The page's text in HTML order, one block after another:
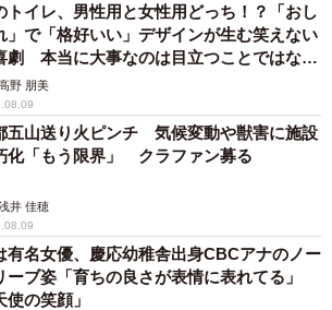
トイレ、男性用と女性用どっち！？「おし
」で「格好いい」デザインが生む笑えない
劇 本当に大事なのは目立つことではな
野 朋美
五山送り火ピンチ 気候変動や獣害に施設
化「もう限界」 クラファン募る
井 佳穂
有名女優、慶応幼稚舎出身CBCアナのノー
ーブ姿「育ちの良さが表情に表れてる」
使の笑顔」